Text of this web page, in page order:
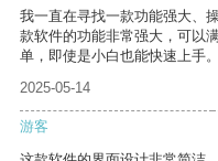
我一直在寻找一款功能强大、
款软件的功能非常强大，可以
单，即使是小白也能快速上手。
2025-05-14
游客